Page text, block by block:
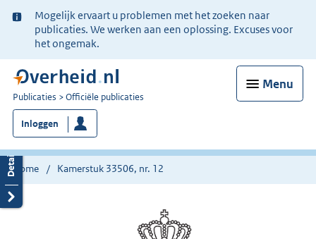
Ter
informatie:
Mogelijk ervaart u problemen met het zoeken naar
publicaties. We werken aan een oplossing. Excuses voor
het ongemak.
Menu
U
bent
nu
hier:
Publicaties Officiële publicaties
Inloggen
Home Kamerstuk 33506, nr. 12